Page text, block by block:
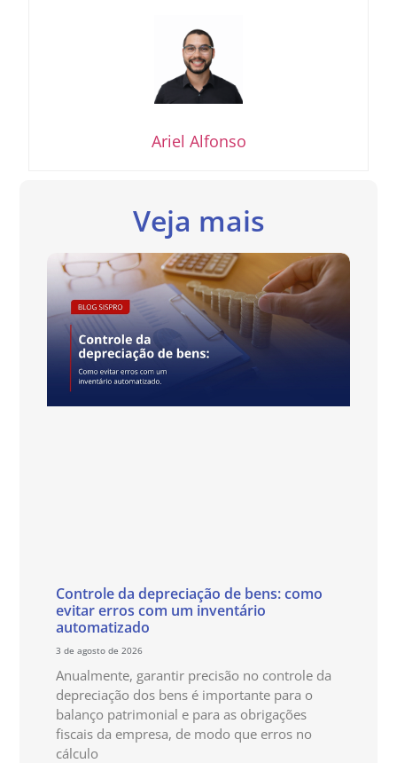
Ariel Alfonso
Veja mais
Controle da depreciação de bens: como
evitar erros com um inventário
automatizado
3 de agosto de 2026
Anualmente, garantir precisão no controle da
depreciação dos bens é importante para o
balanço patrimonial e para as obrigações
fiscais da empresa, de modo que erros no
cálculo